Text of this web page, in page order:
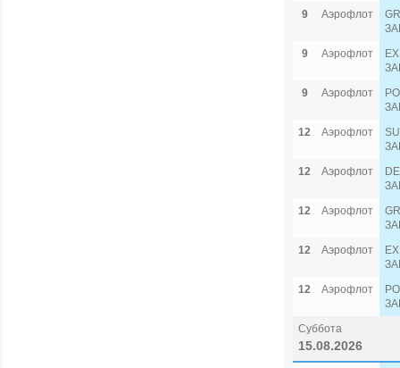
9
Аэрофлот
9
Аэрофлот
9
Аэрофлот
12
Аэрофлот
12
Аэрофлот
12
Аэрофлот
12
Аэрофлот
12
Аэрофлот
Суббота
15.08.2026